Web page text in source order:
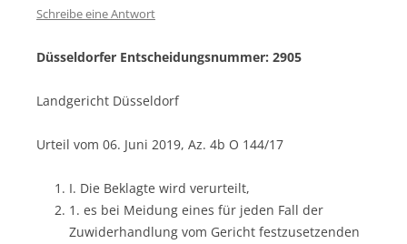
Schreibe eine Antwort
Düsseldorfer Entscheidungsnummer: 2905
Landgericht Düsseldorf
Urteil vom 06. Juni 2019, Az. 4b O 144/17
I. Die Beklagte wird verurteilt,
1. es bei Meidung eines für jeden Fall der
Zuwiderhandlung vom Gericht festzusetzenden